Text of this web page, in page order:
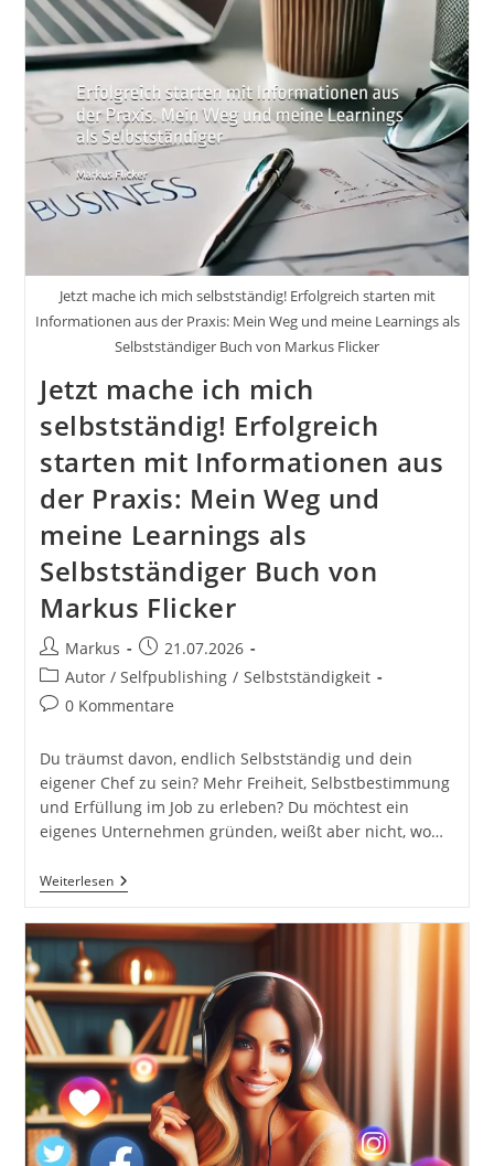
Jetzt mache ich mich selbstständig! Erfolgreich starten mit
Informationen aus der Praxis: Mein Weg und meine Learnings als
Selbstständiger Buch von Markus Flicker
Jetzt mache ich mich
selbstständig! Erfolgreich
starten mit Informationen aus
der Praxis: Mein Weg und
meine Learnings als
Selbstständiger Buch von
Markus Flicker
Beitrags-
Autor:
Markus
Beitrag
veröffentlicht:
21.07.2026
Beitrags-
Kategorie:
Autor / Selfpublishing / Selbstständigkeit
Beitrags-
0 Kommentare
Du träumst davon, endlich Selbstständig und dein
eigener Chef zu sein? Mehr Freiheit, Selbstbestimmung
und Erfüllung im Job zu erleben? Du möchtest ein
eigenes Unternehmen gründen, weißt aber nicht, wo…
WeiterlesenJetzt
Mache
Mich
Selbstständig!
Erfolgreich
Starten
Mit
Informationen
Aus
Der
Praxis:
Mein
Weg
Und
Meine